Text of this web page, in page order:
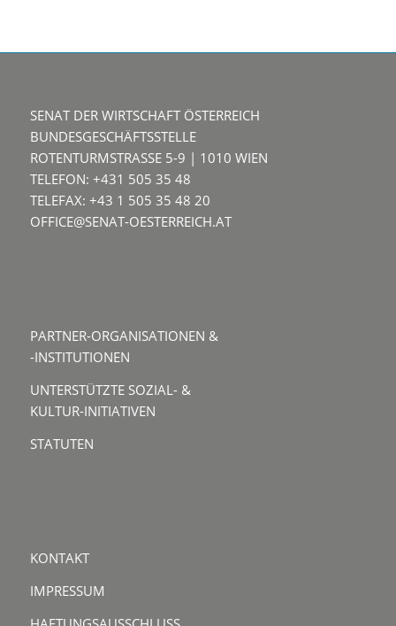
SENAT DER WIRTSCHAFT ÖSTERREICH
BUNDESGESCHÄFTSSTELLE
ROTENTURMSTRASSE 5-9 | 1010 WIEN
TELEFON: +431 505 35 48
TELEFAX: +43 1 505 35 48 20
OFFICE@SENAT-OESTERREICH.AT
PARTNER-ORGANISATIONEN &
-INSTITUTIONEN
UNTERSTÜTZTE SOZIAL- &
KULTUR-INITIATIVEN
STATUTEN
KONTAKT
IMPRESSUM